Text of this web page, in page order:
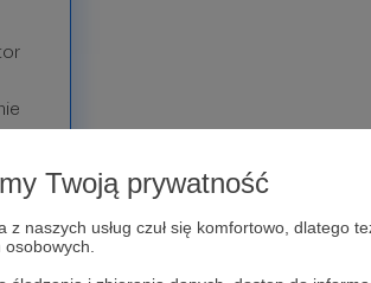
Twoją prywatność
naszych usług czuł się komfortowo, dlatego